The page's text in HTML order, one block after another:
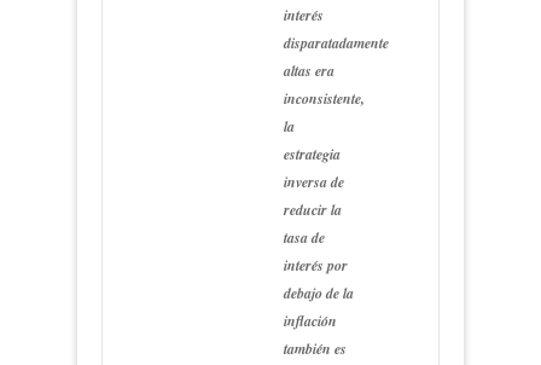
interés
disparatadamente
altas era
inconsistente,
la
estrategia
inversa de
reducir la
tasa de
interés por
debajo de la
inflación
también es